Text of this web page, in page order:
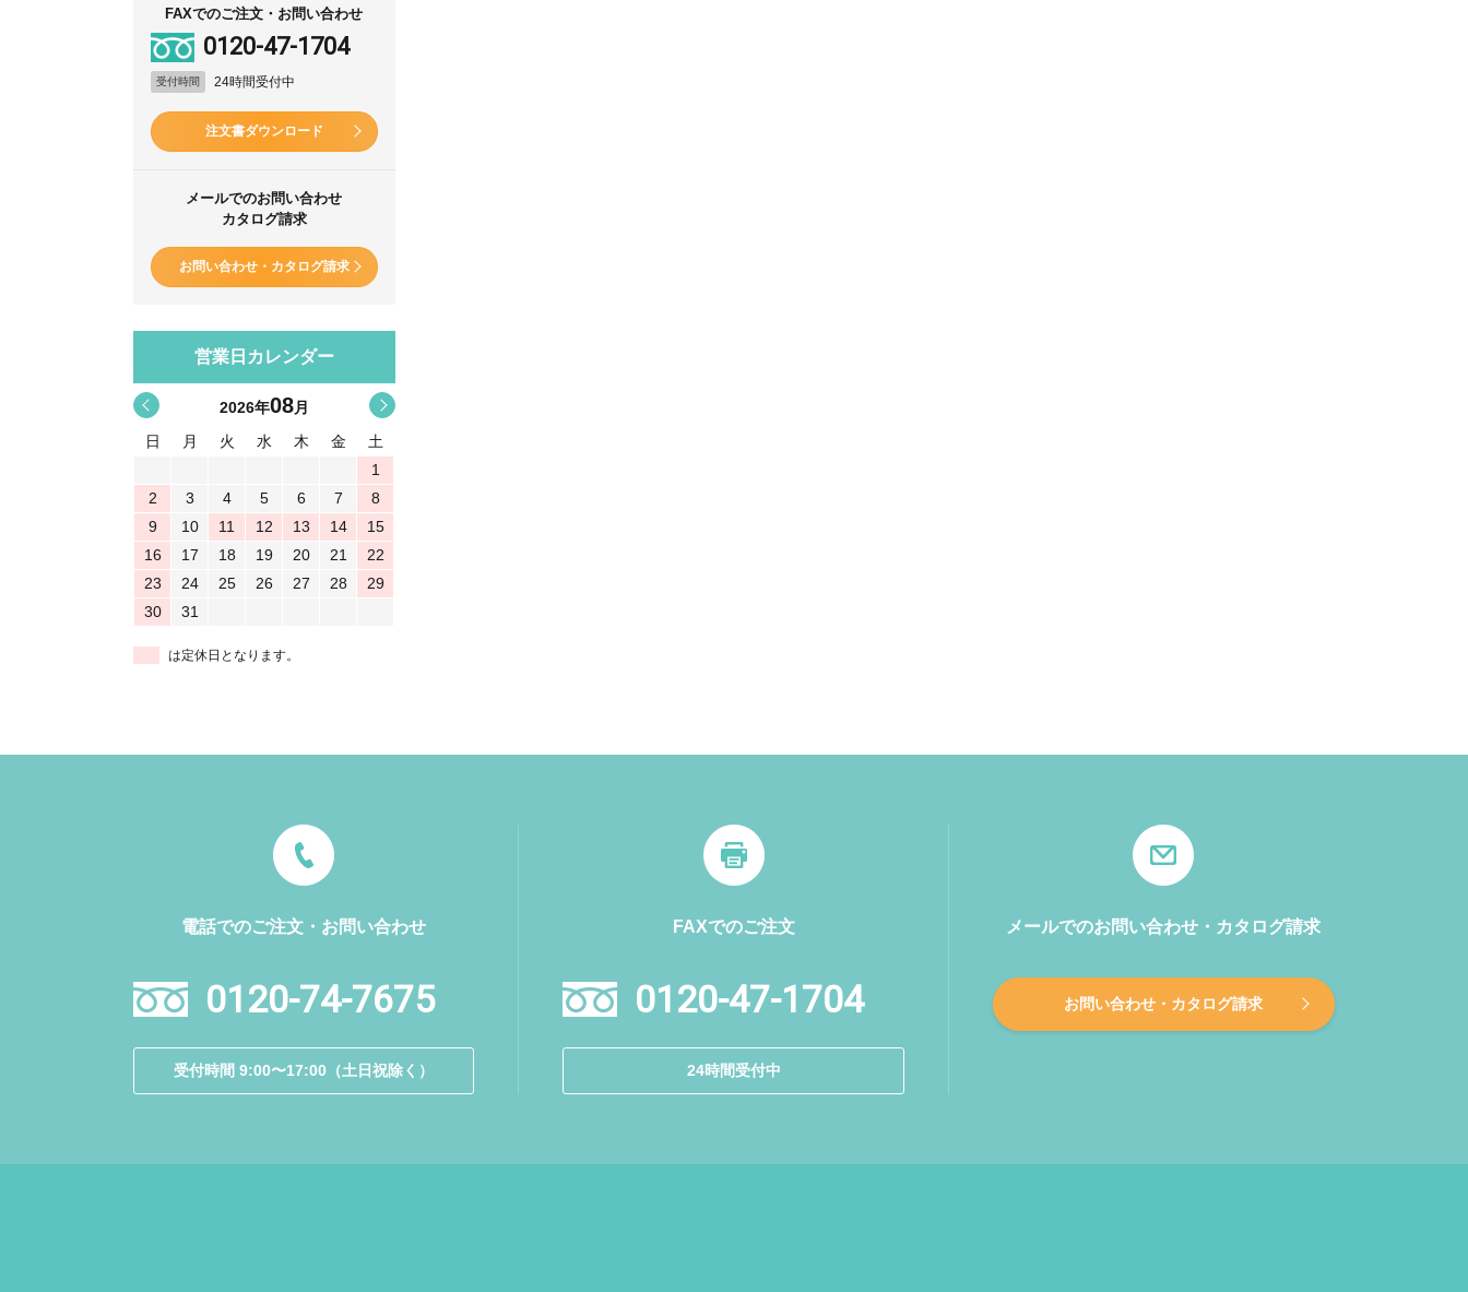
FAXでのご注文・お問い合わせ
0120-47-1704
受付時間 24時間受付中
注文書ダウンロード
メールでのお問い合わせ
カタログ請求
お問い合わせ・カタログ請求
営業日カレンダー
< >
2026年08月
日
月 火 水 木 金
土
1
2
3 4 5 6 7
8
9
10 11 12 13 14
15
16
17 18 19 20 21
22
23
24 25 26 27 28
29
30
31
は定休日となります。
電話でのご注文・お問い合わせ
0120-74-7675
受付時間 9:00〜17:00（土日祝除く）
FAXでのご注文
0120-47-1704
24時間受付中
メールでのお問い合わせ・カタログ請求
お問い合わせ・カタログ請求